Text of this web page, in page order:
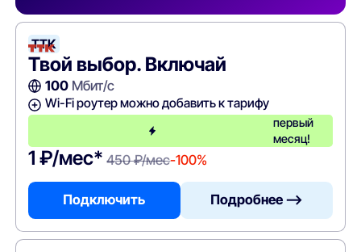
ТТК
Твой выбор. Включай
100Мбит/с
Wi-Fi роутер можно добавить к тарифу
первый
месяц!
1 ₽/мес* 450 ₽/мес-100%
Подключить Подробнее —>